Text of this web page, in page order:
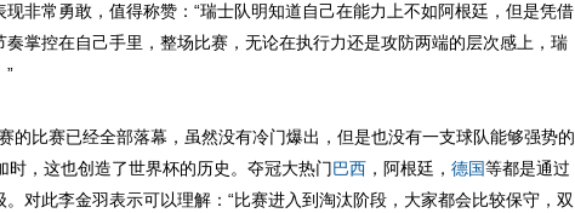
非常勇敢，值得称赞：“瑞士队明知道自己在能力上不如阿根廷，但是凭借
掌控在自己手里，整场比赛，无论在执行力还是攻防两端的层次感上，瑞
”
的比赛已经全部落幕，虽然没有冷门爆出，但是也没有一支球队能够强势的
时，这也创造了世界杯的历史。夺冠大热门巴西 ，阿根廷， 德国等都是通过
对此李金羽表示可以理解：“比赛进入到淘汰阶段，大家都会比较保守，双